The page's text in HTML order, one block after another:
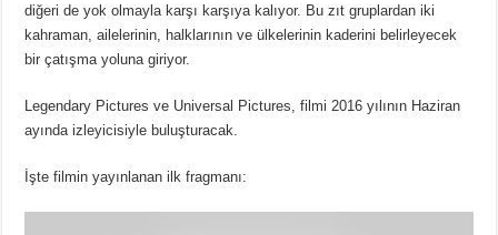
diğeri de yok olmayla karşı karşıya kalıyor. Bu zıt gruplardan iki
kahraman, ailelerinin, halklarının ve ülkelerinin kaderini belirleyecek
bir çatışma yoluna giriyor.
Legendary Pictures ve Universal Pictures, filmi 2016 yılının Haziran
ayında izleyicisiyle buluşturacak.
İşte filmin yayınlanan ilk fragmanı: